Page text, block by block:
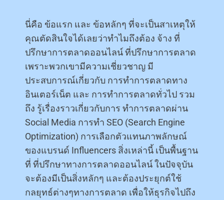
นี่คือ ข้อแรก และ ข้อหลักๆ ที่จะเป็นสาเหตุให้
คุณตัดสินใจได้เลยว่าทำไมถึงต้อง จ้าง ที่
ปรึกษาการตลาดออนไลน์ ที่ปรึกษาการตลาด
เพราะพวกเขามีความเชี่ยวชาญ มี
ประสบการณ์เกี่ยวกับ การทำการตลาดทาง
อินเตอร์เน็ต และ การทำการตลาดทั่วไป รวม
ถึง รู้เรื่องราวเกี่ยวกับการ ทำการตลาดผ่าน
Social Media การทำ SEO (Search Engine
Optimization) การเลือกตัวแทนภาพลักษณ์
ของแบรนด์ Influencers สิ่งเหล่านี้ เป็นพื้นฐาน
ที่ ที่ปรึกษาทางการตลาดออนไลน์ ในปัจจุบัน
จะต้องมีเป็นสิ่งหลักๆ และต้องประยุกต์ใช้
กลยุทธ์ต่างๆทางการตลาด เพื่อให้ธุรกิจไปถึง